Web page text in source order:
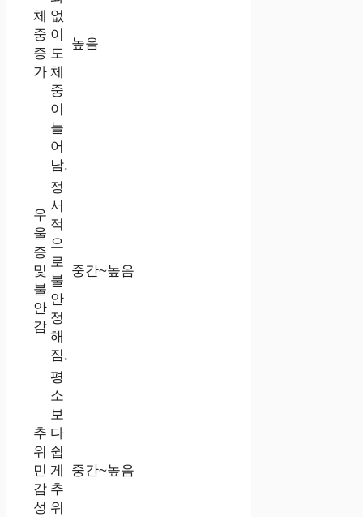
체
중
증
가
없
이
도
체
중
이
늘
어
남.
높음
우
울
증
및
불
안
감
정
서
적
으
로
불
안
정
해
짐.
중간~높음
추
위
민
감
성
평
소
보
다
쉽
게
추
위
중간~높음